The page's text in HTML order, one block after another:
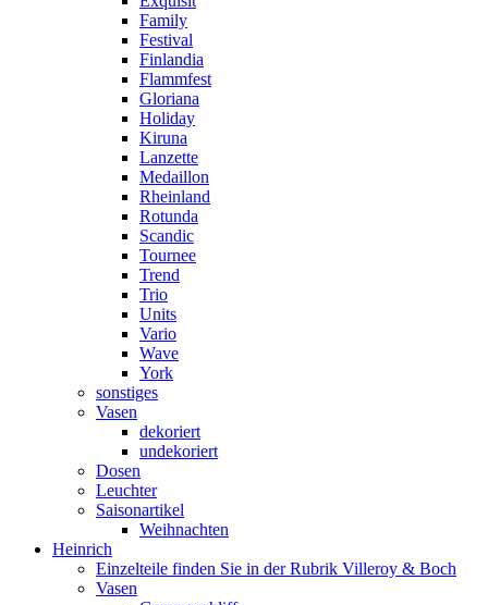
Family
Festival
Finlandia
Flammfest
Gloriana
Holiday
Kiruna
Lanzette
Medaillon
Rheinland
Rotunda
Scandic
Tournee
Trend
Trio
Units
Vario
Wave
York
sonstiges
Vasen
dekoriert
undekoriert
Dosen
Leuchter
Saisonartikel
Weihnachten
Heinrich
Einzelteile finden Sie in der Rubrik Villeroy & Boch
Vasen